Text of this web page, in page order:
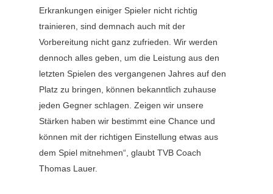
Erkrankungen einiger Spieler nicht richtig
trainieren, sind demnach auch mit der
Vorbereitung nicht ganz zufrieden. Wir werden
dennoch alles geben, um die Leistung aus den
letzten Spielen des vergangenen Jahres auf den
Platz zu bringen, können bekanntlich zuhause
jeden Gegner schlagen. Zeigen wir unsere
Stärken haben wir bestimmt eine Chance und
können mit der richtigen Einstellung etwas aus
dem Spiel mitnehmen“, glaubt TVB Coach
Thomas Lauer.